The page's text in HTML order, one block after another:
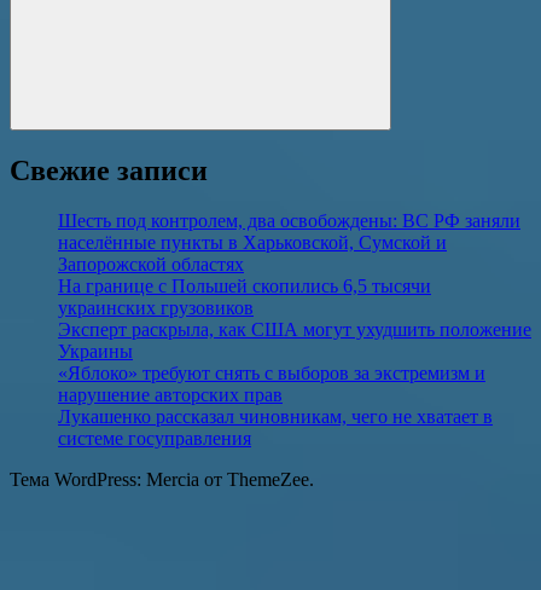
Поиск
Свежие записи
Шесть под контролем, два освобождены: ВС РФ заняли
населённые пункты в Харьковской, Сумской и
Запорожской областях
На границе с Польшей скопились 6,5 тысячи
украинских грузовиков
Эксперт раскрыла, как США могут ухудшить положение
Украины
«Яблоко» требуют снять с выборов за экстремизм и
нарушение авторских прав
Лукашенко рассказал чиновникам, чего не хватает в
системе госуправления
Тема WordPress: Mercia от ThemeZee.